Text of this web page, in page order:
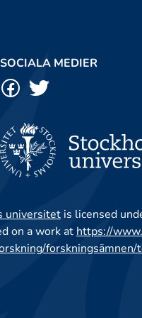
SOCIALA MEDIER
universitetis licensed
on a work at https://
forskningsämnen/